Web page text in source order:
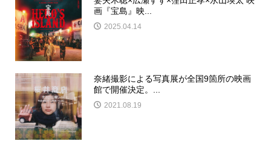
画『宝島』映...
2025.04.14
奈緒撮影による写真展が全国9箇所の映画
館で開催決定。...
2021.08.19